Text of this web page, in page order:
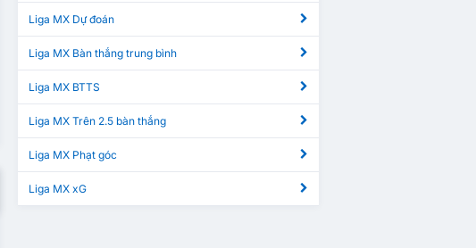
Liga MX Dự đoán
Liga MX Bàn thắng trung bình
Liga MX BTTS
Liga MX Trên 2.5 bàn thắng
Liga MX Phạt góc
Liga MX xG